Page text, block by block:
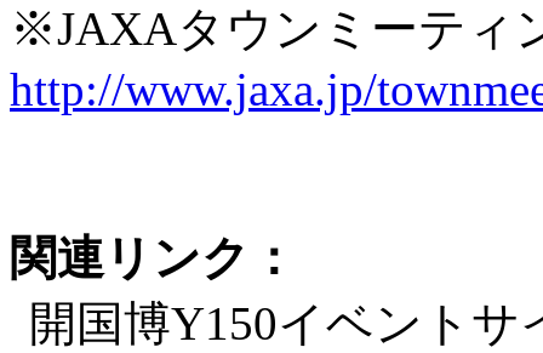
※JAXAタウンミーティ
http://www.jaxa.jp/
関連リンク：
開国博Y150イベント